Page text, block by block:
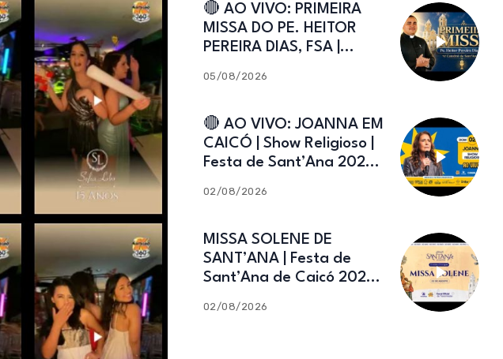
🔴 AO VIVO: PRIMEIRA
MISSA DO PE. HEITOR
PEREIRA DIAS, FSA |
Caicó-RN
05/08/2026
🔴 AO VIVO: JOANNA EM
CAICÓ | Show Religioso |
Festa de Sant’Ana 2026 |
02/08/2026
MISSA SOLENE DE
SANT’ANA | Festa de
Sant’Ana de Caicó 2026 |
02/08/2026